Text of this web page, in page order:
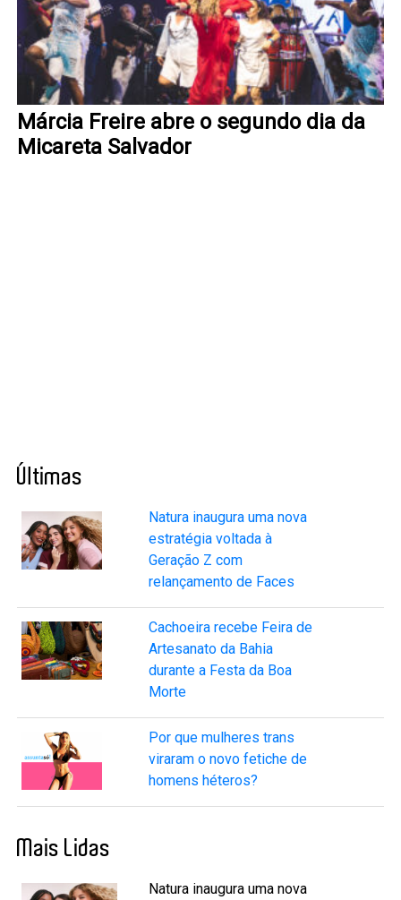
Márcia Freire abre o segundo dia da
Micareta Salvador
Últimas
Natura inaugura uma nova
estratégia voltada à
Geração Z com
relançamento de Faces
Cachoeira recebe Feira de
Artesanato da Bahia
durante a Festa da Boa
Morte
Por que mulheres trans
viraram o novo fetiche de
homens héteros?
Mais Lidas
Natura inaugura uma nova